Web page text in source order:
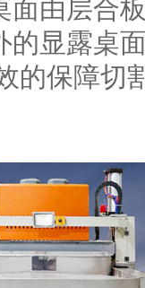
面由层合
的显露桌
的保障切